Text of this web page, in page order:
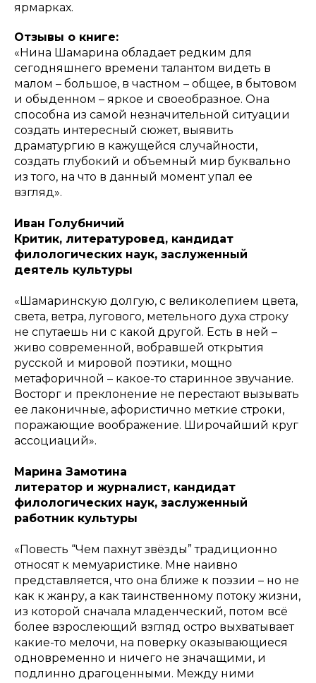
ярмарках.
Отзывы о книге:
«Нина Шамарина обладает редким для
сегодняшнего времени талантом видеть в
малом – большое, в частном – общее, в бытовом
и обыденном – яркое и своеобразное. Она
способна из самой незначительной ситуации
создать интересный сюжет, выявить
драматургию в кажущейся случайности,
создать глубокий и объемный мир буквально
из того, на что в данный момент упал ее
взгляд».
Иван Голубничий
Критик, литературовед, кандидат
филологических наук, заслуженный
деятель культуры
«Шамаринскую долгую, с великолепием цвета,
света, ветра, лугового, метельного духа строку
не спутаешь ни с какой другой. Есть в ней –
живо современной, вобравшей открытия
русской и мировой поэтики, мощно
метафоричной – какое-то старинное звучание.
Восторг и преклонение не перестают вызывать
ее лаконичные, афористично меткие строки,
поражающие воображение. Широчайший круг
ассоциаций».
Марина Замотина
литератор и журналист, кандидат
филологических наук, заслуженный
работник культуры
«Повесть “Чем пахнут звёзды” традиционно
относят к мемуаристике. Мне наивно
представляется, что она ближе к поэзии – но не
как к жанру, а как таинственному потоку жизни,
из которой сначала младенческий, потом всё
более взрослеющий взгляд остро выхватывает
какие-то мелочи, на поверку оказывающиеся
одновременно и ничего не значащими, и
подлинно драгоценными. Между ними